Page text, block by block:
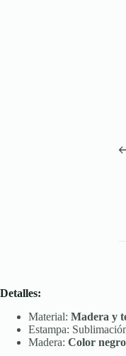
Detalles:
Material: Madera y
Estampa:
Madera: Color